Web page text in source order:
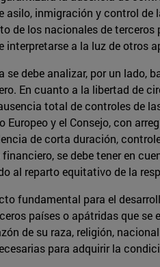
asilo, inmigración y control de
de los nacionales de
interpretarse a la luz de otros
se debe analizar, por un lado,
En cuanto a la libertad de
total de controles de
Europeo y el Consejo, con
de corta duración,
se debe tener en
al reparto equitativo de la
fundamental para el
países o apátridas que se
de su raza, religión,
para adquirir la